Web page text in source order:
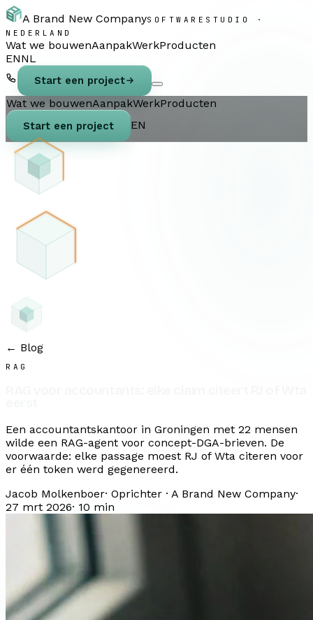
A Brand New CompanySOFTWARESTUDIO ·
NEDERLAND
Wat we bouwenAanpakWerkProducten
ENNL
Start een project
Wat we bouwenAanpakWerkProducten
Start een project EN
← Blog
RAG
Een accountantskantoor in Groningen met 22 mensen
wilde een RAG-agent voor concept-DGA-brieven. De
voorwaarde: elke passage moest RJ of Wta citeren voor
er één token werd gegenereerd.
Jacob Molkenboer· Oprichter · A Brand New Company·
27 mrt 2026· 10 min